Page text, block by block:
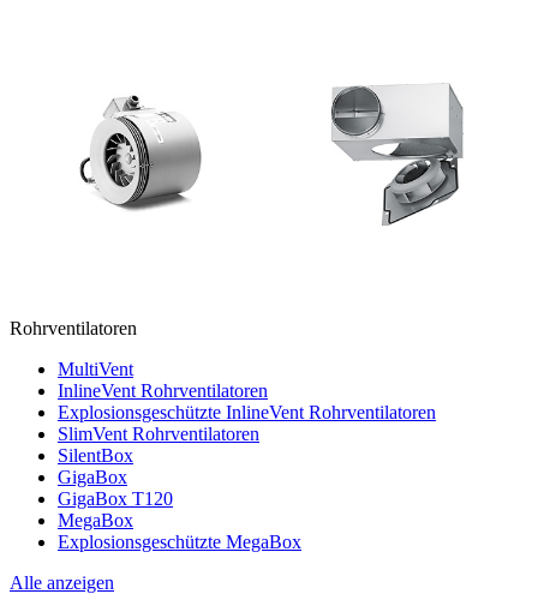
Rohrventilatoren
MultiVent
InlineVent Rohrventilatoren
Explosionsgeschützte InlineVent Rohrventilatoren
SlimVent Rohrventilatoren
SilentBox
GigaBox
GigaBox T120
MegaBox
Explosionsgeschützte MegaBox
Alle anzeigen